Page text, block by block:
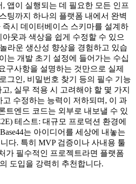
앱이 실행되는 데 필요한 모든 인프
팅까지 하나의 플랫폼 내에서 완벽
시 데이터베이스 스키마를 설계하
웃과 색상을 쉽게 수정할 수 있으
라운 생산성 향상을 경험하고 있습
는 개발 초기 설정에 들어가는 수십
구사항을 설명하는 것만으로 실제
그인, 비밀번호 찾기 등의 필수 기능
, 실무 적용 시 고려해야 할 몇 가지
수정하는 능력이 저하되며, 이 과
트엔드 코드는 외부로 내보낼 수 있
테스트: 대규모 프로덕션 환경에
는 아이디어를 세상에 내놓는
다. 특히 MVP 검증이나 사내용 툴
가 필수적인 프로젝트라면 플랫폼
도입을 강력히 추천합니다.